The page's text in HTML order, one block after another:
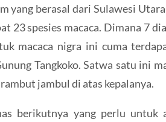
yang berasal dari Sulawesi
23 spesies macaca. Dimana 7
macaca nigra ini cuma
Tangkoko. Satwa satu ini
jambul di atas kepalanya.
berikutnya yang perlu untuk